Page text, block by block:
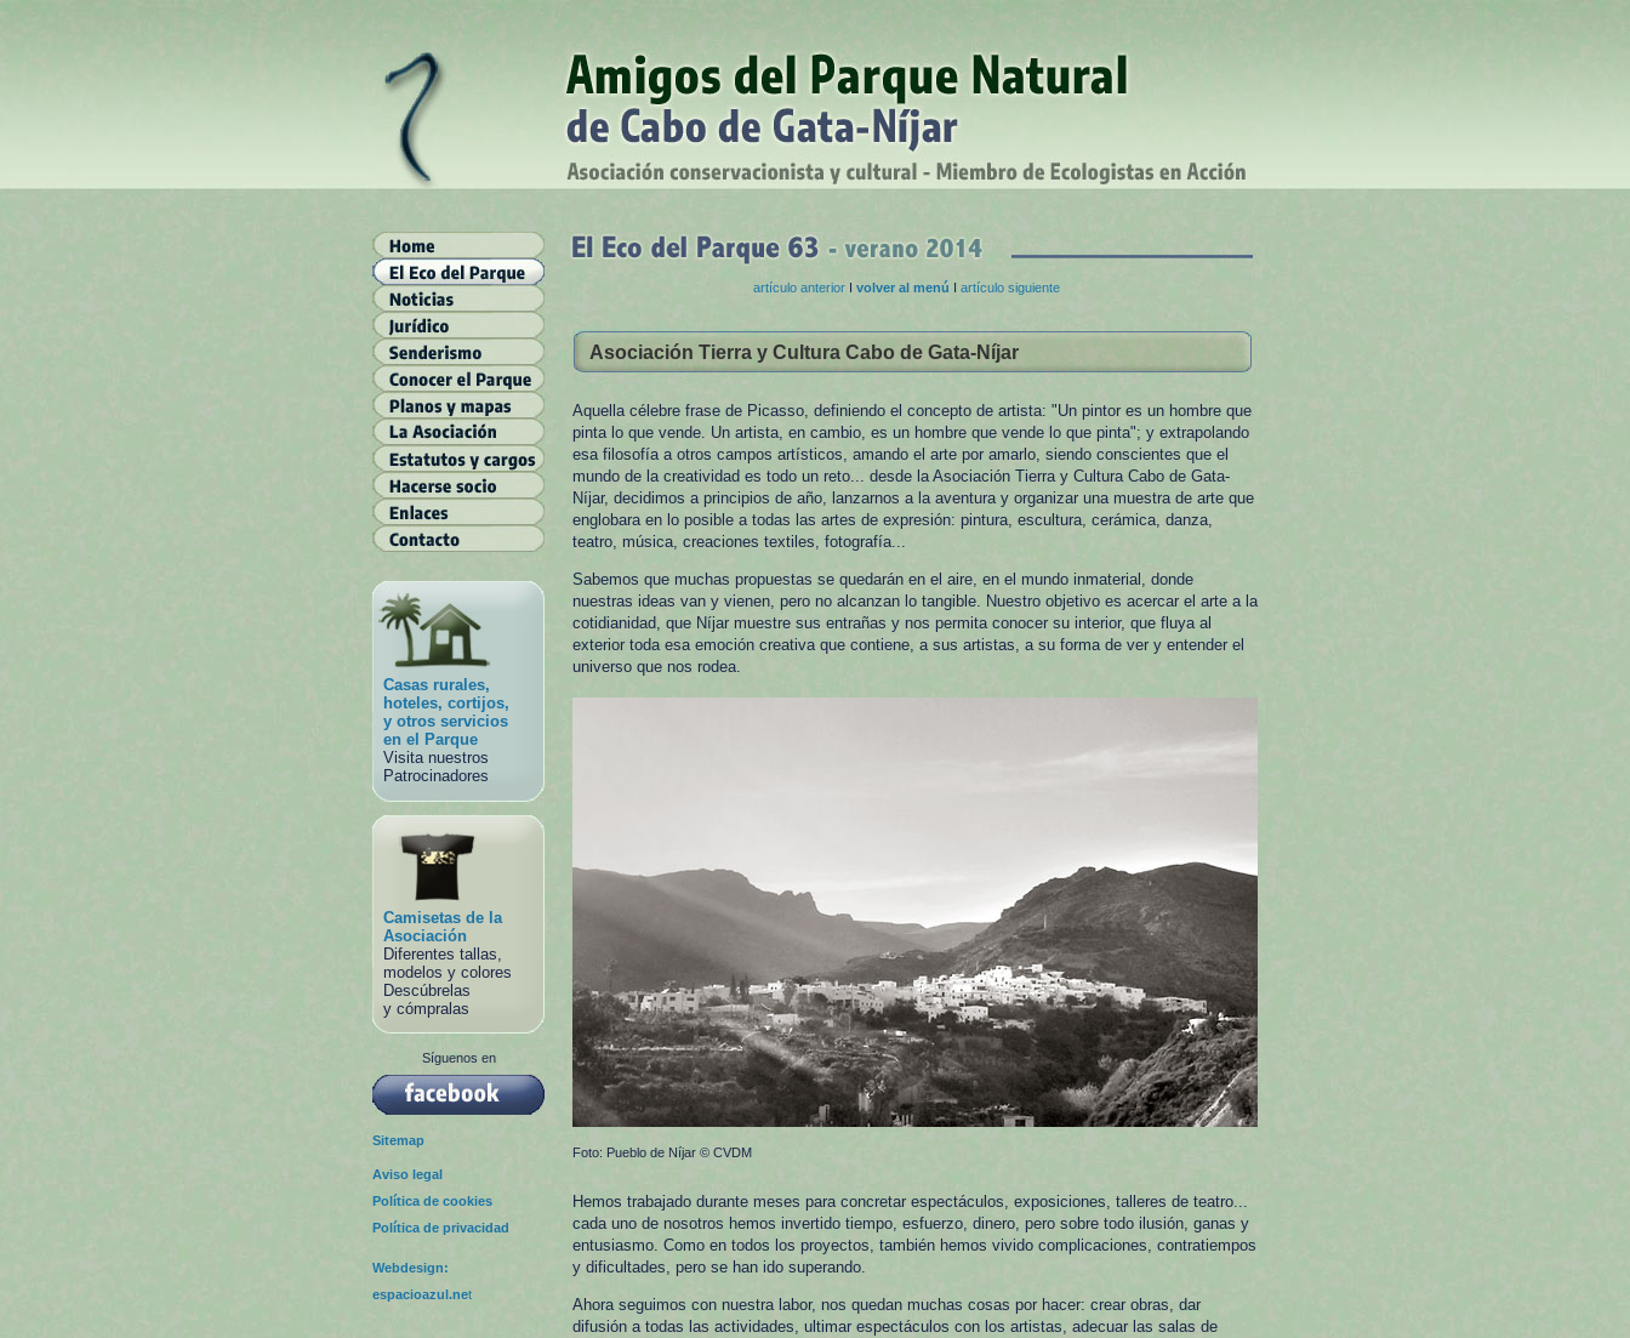
Casas rurales,
hoteles, cortijos,
y otros servicios
en el Parque
Visita nuestros
Patrocinadores
Camisetas de la
Asociación
Diferentes tallas,
modelos y colores
Descúbrelas
y cómpralas
Síguenos en
Sitemap
Aviso legal
Política de cookies
Política de privacidad
Webdesign:
espacioazul.net
artículo anterior I volver al menú I artículo siguiente
Asociación Tierra y Cultura Cabo de Gata-Níjar
Aquella célebre frase de Picasso, definiendo el concepto de artista: "Un pintor es un hombre que
pinta lo que vende. Un artista, en cambio, es un hombre que vende lo que pinta"; y extrapolando
esa filosofía a otros campos artísticos, amando el arte por amarlo, siendo conscientes que el
mundo de la creatividad es todo un reto... desde la Asociación Tierra y Cultura Cabo de Gata-
Níjar, decidimos a principios de año, lanzarnos a la aventura y organizar una muestra de arte que
englobara en lo posible a todas las artes de expresión: pintura, escultura, cerámica, danza,
teatro, música, creaciones textiles, fotografía...
Sabemos que muchas propuestas se quedarán en el aire, en el mundo inmaterial, donde
nuestras ideas van y vienen, pero no alcanzan lo tangible. Nuestro objetivo es acercar el arte a la
cotidianidad, que Níjar muestre sus entrañas y nos permita conocer su interior, que fluya al
exterior toda esa emoción creativa que contiene, a sus artistas, a su forma de ver y entender el
universo que nos rodea.
Foto: Pueblo de Níjar © CVDM
Hemos trabajado durante meses para concretar espectáculos, exposiciones, talleres de teatro...
cada uno de nosotros hemos invertido tiempo, esfuerzo, dinero, pero sobre todo ilusión, ganas y
entusiasmo. Como en todos los proyectos, también hemos vivido complicaciones, contratiempos
y dificultades, pero se han ido superando.
Ahora seguimos con nuestra labor, nos quedan muchas cosas por hacer: crear obras, dar
difusión a todas las actividades, ultimar espectáculos con los artistas, adecuar las salas de